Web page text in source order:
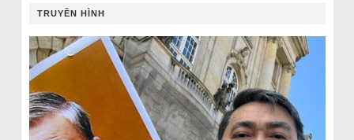
TRUYỀN HÌNH